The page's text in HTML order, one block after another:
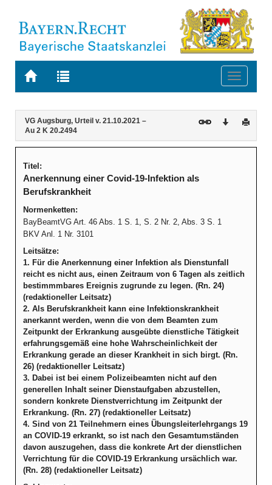
Zur
BAYERN.RECHT
Zur
letzten
Suche
Toggle
Navigation
Inhalt
VG Augsburg, Urteil v. 21.10.2021 –
Au 2 K 20.2494
Download
Titel:
Anerkennung einer Covid-19-Infektion als
Berufskrankheit
Normenketten:
BayBeamtVG Art. 46 Abs. 1 S. 1, S. 2 Nr. 2, Abs. 3 S. 1
BKV Anl. 1 Nr. 3101
Leitsätze:
1. Für die Anerkennung einer Infektion als Dienstunfall
reicht es nicht aus, einen Zeitraum von 6 Tagen als zeitlich
bestimmmbares Ereignis zugrunde zu legen. (Rn. 24)
(redaktioneller Leitsatz)
2. Als Berufskrankheit kann eine Infektionskrankheit
anerkannt werden, wenn die von dem Beamten zum
Zeitpunkt der Erkrankung ausgeübte dienstliche Tätigkeit
erfahrungsgemäß eine hohe Wahrscheinlichkeit der
Erkrankung gerade an dieser Krankheit in sich birgt. (Rn.
26) (redaktioneller Leitsatz)
3. Dabei ist bei einem Polizeibeamten nicht auf den
generellen Inhalt seiner Dienstaufgaben abzustellen,
sondern konkrete Dienstverrichtung im Zeitpunkt der
Erkrankung. (Rn. 27) (redaktioneller Leitsatz)
4. Sind von 21 Teilnehmern eines Übungsleiterlehrgangs 19
an COVID-19 erkrankt, so ist nach den Gesamtumständen
davon auszugehen, dass die konkrete Art der dienstlichen
Verrichtung für die COVID-19 Erkrankung ursächlich war.
(Rn. 28) (redaktioneller Leitsatz)